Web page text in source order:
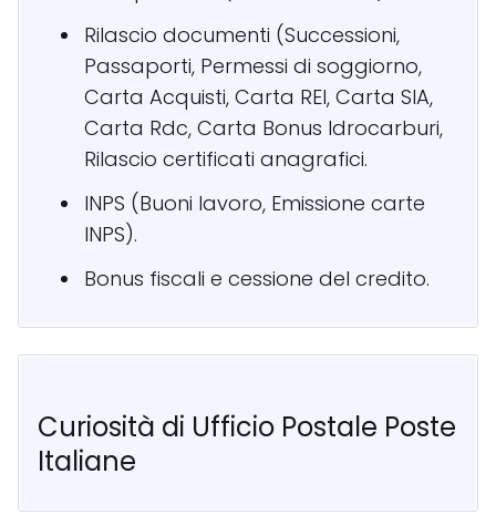
Rilascio documenti (Successioni,
Passaporti, Permessi di soggiorno,
Carta Acquisti, Carta REI, Carta SIA,
Carta Rdc, Carta Bonus Idrocarburi,
Rilascio certificati anagrafici.
INPS (Buoni lavoro, Emissione carte
INPS).
Bonus fiscali e cessione del credito.
Curiosità di Ufficio Postale Poste
Italiane